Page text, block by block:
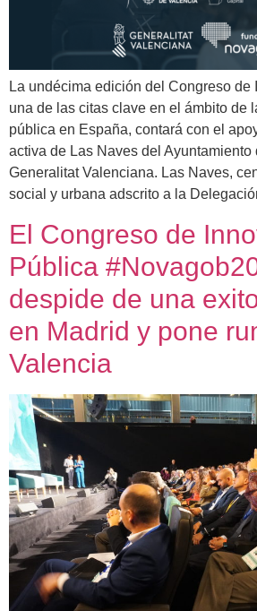
La undécima edición del Congreso de
una de las citas clave en el ámbito de
pública en España, contará con el
activa de Las Naves del Ayuntamiento
Generalitat Valenciana. Las Naves,
social y urbana adscrito a la
El Congreso de
Pública
despide de una
en Madrid y pone
Valencia